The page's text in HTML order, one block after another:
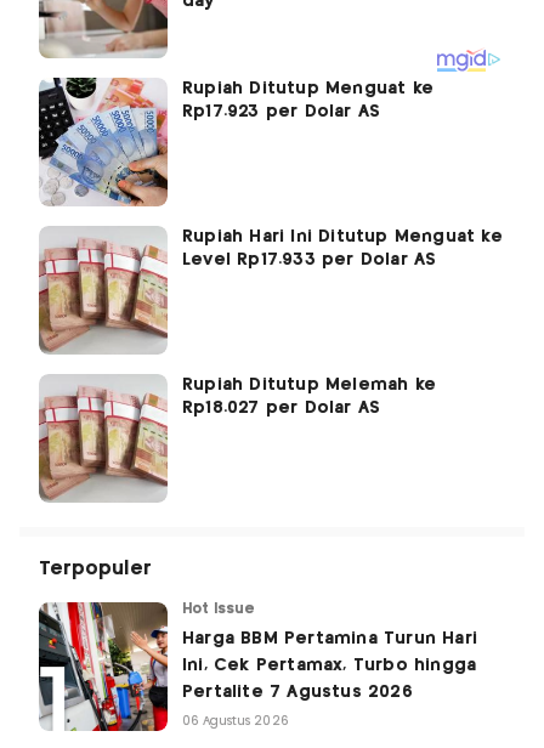
Rupiah Ditutup Menguat ke
Rp17.923 per Dolar AS
Rupiah Hari Ini Ditutup Menguat ke
Level Rp17.933 per Dolar AS
Rupiah Ditutup Melemah ke
Rp18.027 per Dolar AS
Terpopuler
Hot Issue
Harga BBM Pertamina Turun Hari
Ini, Cek Pertamax, Turbo hingga
Pertalite 7 Agustus 2026
06 Agustus 2026